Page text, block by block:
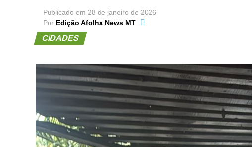
Publicado em 28 de janeiro de 2026
Por Edição Afolha News MT
CIDADES